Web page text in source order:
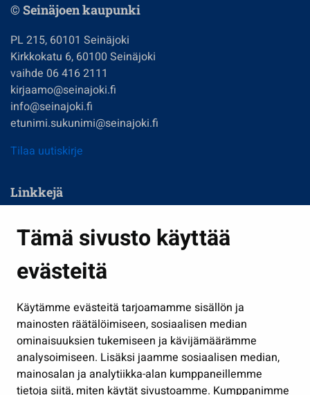
Tämä sivusto käyttää
evästeitä
Käytämme evästeitä tarjoamamme sisällön ja
mainosten räätälöimiseen, sosiaalisen median
ominaisuuksien tukemiseen ja kävijämäärämme
analysoimiseen. Lisäksi jaamme sosiaalisen median,
mainosalan ja analytiikka-alan kumppaneillemme
tietoja siitä, miten käytät sivustoamme. Kumppanimme
© Seinäjoen kaupunki
PL 215, 60101 Seinäjoki
Kirkkokatu 6, 60100 Seinäjoki
vaihde 06 416 2111
kirjaamo@seinajoki.fi
info@seinajoki.fi
etunimi.sukunimi@seinajoki.fi
Tilaa uutiskirje
Linkkejä
Kasvatus ja opetus
Kulttuuri ja liikunta
Työ ja yrittäminen
Osallistu ja asioi
Näytä omat evästeasetukseni